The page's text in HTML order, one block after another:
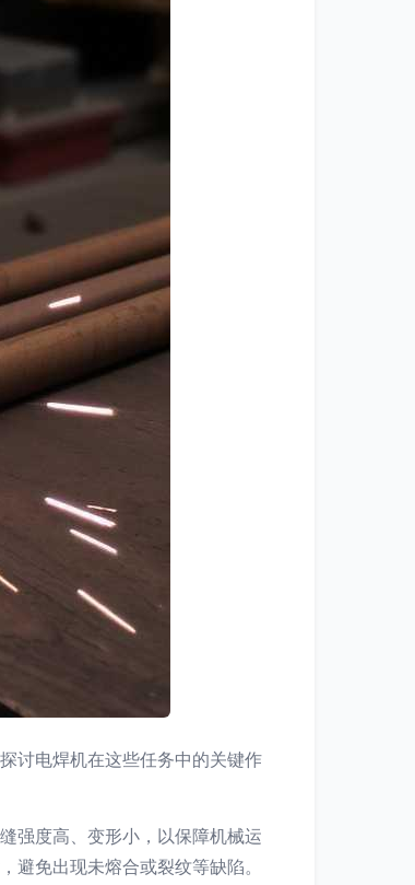
讨电焊机在这些任务中的关键作
强度高、变形小，以保障机械运
免出现未熔合或裂纹等缺陷。